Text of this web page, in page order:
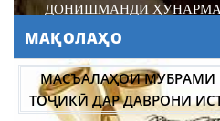
110 солагии шоири
Тоҷикистон Мирзо
Турсунзода / Mirzo
Tursunzoda
ДОНИШМАНДИ
МАҚОЛАҲО
МАСЪАЛАҲОИ
ТОҶИКӢ ДАР ДАВРОНИ